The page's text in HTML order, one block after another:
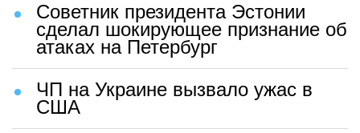
Советник президента Эстонии
сделал шокирующее признание об
атаках на Петербург
ЧП на Украине вызвало ужас в
США